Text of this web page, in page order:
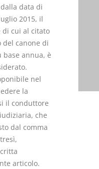
data di
2015, il
di cui al citato
del canone di
annua, è
nel
la
il conduttore
che
dal comma
articolo.